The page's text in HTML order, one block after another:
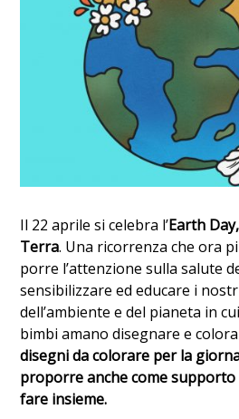
Il 22 aprile si celebra l’Earth
Terra. Una ricorrenza che ora
porre l’attenzione sulla salute
sensibilizzare ed educare i
dell’ambiente e del pianeta in
bimbi amano disegnare e
disegni da colorare per la
proporre anche come
fare insieme.